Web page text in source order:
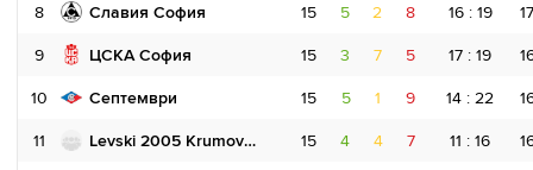
8 Славия София
9 ЦСКА София
10 Септември
11 Levski 2005 Krumovgrad
15 5 2 8 16 : 19 17
15 3 7 5 17 : 19
15 5 1 9 14 : 22
15 4 4 7 11 : 16